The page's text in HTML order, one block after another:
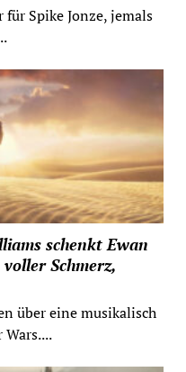
Spike Jonze, jemals
schenkt Ewan
Schmerz,
über eine musikalisch